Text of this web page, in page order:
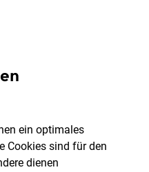
ein optimales
Cookies sind für den
dienen